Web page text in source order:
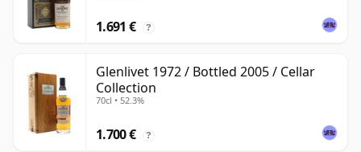
1.691 € ?
Glenlivet 1972 / Bottled 2005 / Cellar
Collection
70cl • 52.3%
1.700 € ?